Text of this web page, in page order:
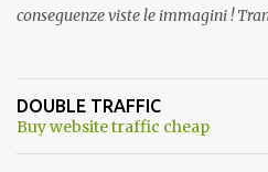
conseguenze viste le immagini !
ancora una fantasia Nato o forse
una guerra mondiale che
DOUBLE TRAFFIC
Buy website traffic cheap